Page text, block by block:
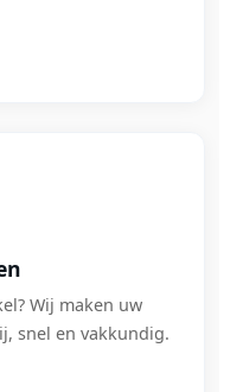
Wij maken uw
snel en vakkundig.